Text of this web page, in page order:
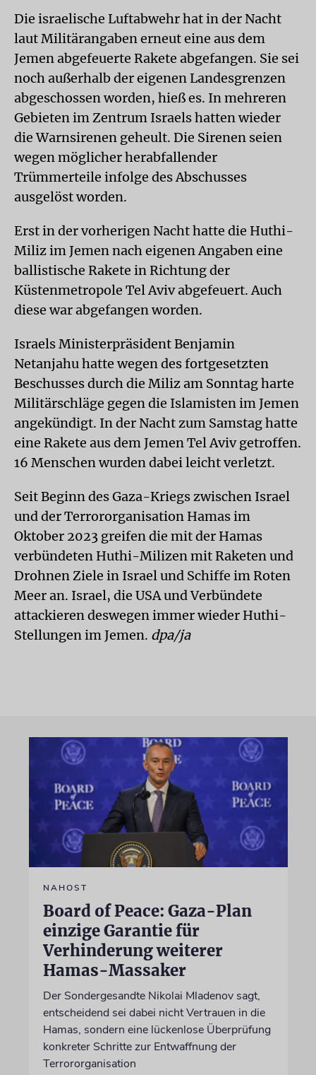
Die israelische Luftabwehr hat in der Nacht
laut Militärangaben erneut eine aus dem
Jemen abgefeuerte Rakete abgefangen. Sie sei
noch außerhalb der eigenen Landesgrenzen
abgeschossen worden, hieß es. In mehreren
Gebieten im Zentrum Israels hatten wieder
die Warnsirenen geheult. Die Sirenen seien
wegen möglicher herabfallender
Trümmerteile infolge des Abschusses
ausgelöst worden.
Erst in der vorherigen Nacht hatte die Huthi-
Miliz im Jemen nach eigenen Angaben eine
ballistische Rakete in Richtung der
Küstenmetropole Tel Aviv abgefeuert. Auch
diese war abgefangen worden.
Israels Ministerpräsident Benjamin
Netanjahu hatte wegen des fortgesetzten
Beschusses durch die Miliz am Sonntag harte
Militärschläge gegen die Islamisten im Jemen
angekündigt. In der Nacht zum Samstag hatte
eine Rakete aus dem Jemen Tel Aviv getroffen.
16 Menschen wurden dabei leicht verletzt.
Seit Beginn des Gaza-Kriegs zwischen Israel
und der Terrororganisation Hamas im
Oktober 2023 greifen die mit der Hamas
verbündeten Huthi-Milizen mit Raketen und
Drohnen Ziele in Israel und Schiffe im Roten
Meer an. Israel, die USA und Verbündete
attackieren deswegen immer wieder Huthi-
Stellungen im Jemen. dpa/ja
NAHOST
Board of Peace: Gaza-Plan
einzige Garantie für
Verhinderung weiterer
Hamas-Massaker
Der Sondergesandte Nikolai Mladenov sagt,
entscheidend sei dabei nicht Vertrauen in die
Hamas, sondern eine lückenlose Überprüfung
konkreter Schritte zur Entwaffnung der
Terrororganisation